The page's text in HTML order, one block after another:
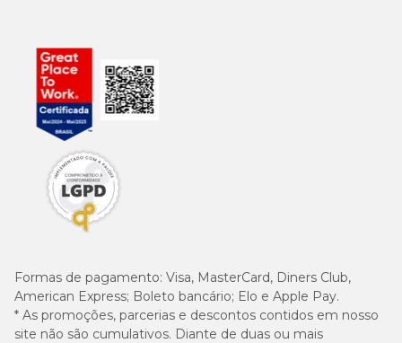
Formas de pagamento: Visa, MasterCard, Diners Club,
American Express; Boleto bancário; Elo e Apple Pay.
* As promoções, parcerias e descontos contidos em nosso
site não são cumulativos. Diante de duas ou mais